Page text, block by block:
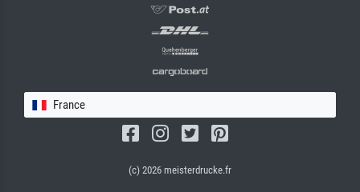
France
(c) 2026 meisterdrucke.fr